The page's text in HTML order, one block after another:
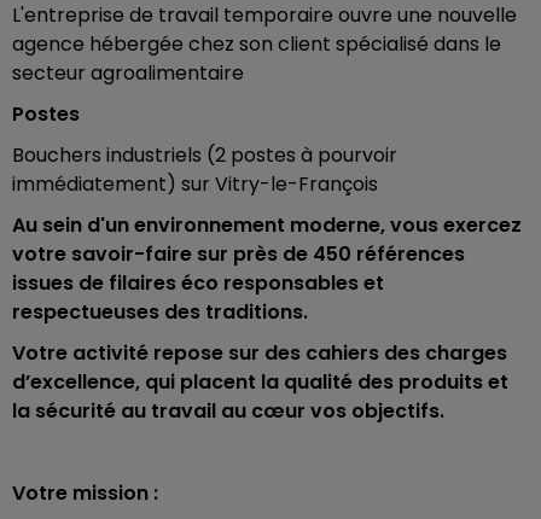
L'entreprise de travail temporaire ouvre une nouvelle
agence hébergée chez son client spécialisé dans le
secteur agroalimentaire
Postes
Bouchers industriels (2 postes à pourvoir
immédiatement) sur Vitry-le-François
Au sein d'un environnement moderne, vous exercez
votre savoir-faire sur près de 450 références
issues de filaires éco responsables et
respectueuses des traditions.
Votre activité repose sur des cahiers des charges
d’excellence, qui placent la qualité des produits et
la sécurité au travail au cœur vos objectifs.
Votre mission :